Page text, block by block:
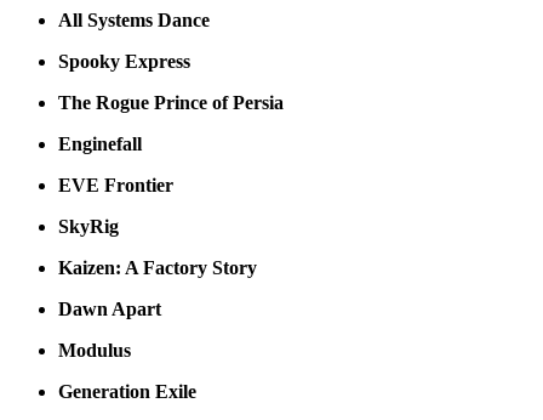
All Systems Dance
Spooky Express
The Rogue Prince of Persia
Enginefall
EVE Frontier
SkyRig
Kaizen: A Factory Story
Dawn Apart
Modulus
Generation Exile